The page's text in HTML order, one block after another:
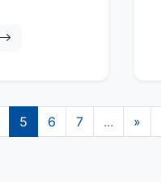
5 6 7 ... »